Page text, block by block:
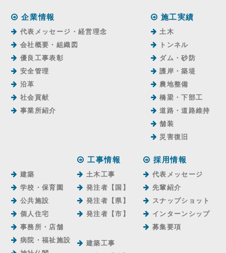
企業情報
代表メッセージ・経営理念
会社概要・組織図
優良工事表彰
安全管理
沿革
社会貢献
事業所紹介
施工実績
土木
トンネル
ダム・砂防
護岸・築堤
農地整備
橋梁・下部工
道路・道路維持
舗装
災害復旧
建築
学校・保育園
公共施設
個人住宅
事務所・店舗
病院・福祉施設
工事情報
土木工事
発注者【国】
発注者【県】
発注者【市】
建築工事
採用情報
代表メッセージ
先輩紹介
スナップショット
インターンシップ
募集要項